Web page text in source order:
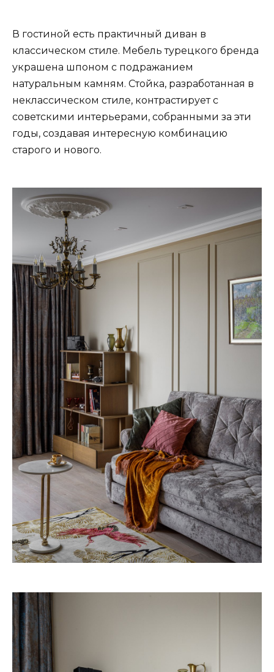
В гостиной есть практичный диван в
классическом стиле. Мебель турецкого бренда
украшена шпоном с подражанием
натуральным камням. Стойка, разработанная в
неклассическом стиле, контрастирует с
советскими интерьерами, собранными за эти
годы, создавая интересную комбинацию
старого и нового.